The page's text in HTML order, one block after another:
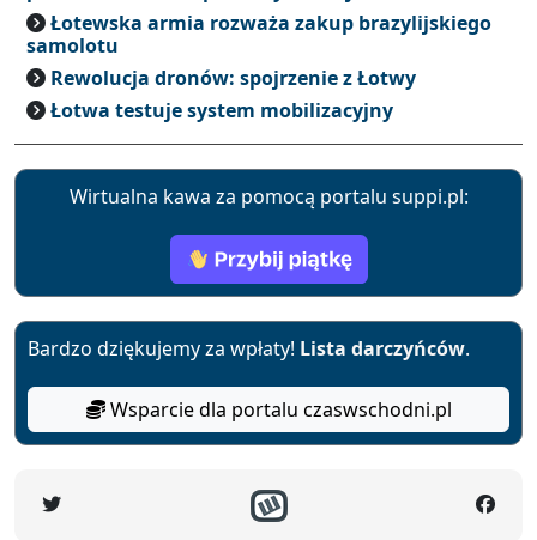
Łotewska armia rozważa zakup brazylijskiego
samolotu
Rewolucja dronów: spojrzenie z Łotwy
Łotwa testuje system mobilizacyjny
Wirtualna kawa za pomocą portalu suppi.pl:
Bardzo dziękujemy za wpłaty! Lista darczyńców.
Wsparcie dla portalu czaswschodni.pl